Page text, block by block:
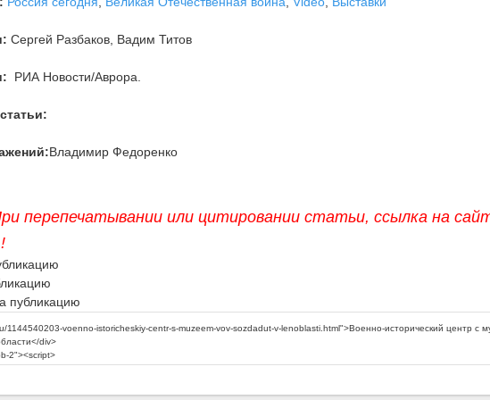
Сергей Разбаков, Вадим Титов
РИА Новости/Аврора.
Владимир Федоренко
перепечатывании или цитировании статьи, ссылка на
публикацию